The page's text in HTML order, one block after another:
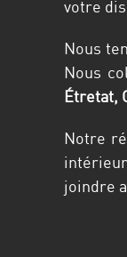
votre
Nous
Nous
Étretat,
Notre
joindre